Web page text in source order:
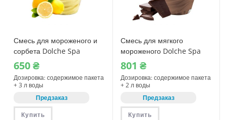
Смесь для мороженого и
сорбета Dolche Spa
Лимончелло 1150 г (08360)
650₴
Дозировка: содержимое пакета
+ 3 л воды
Предзаказ
Купить
Смесь для мягкого
мороженого Dolche Spa
Soft Шоколад 1 кг (08711)
801 ₴
Дозировка: содержимое пакета
+ 2 л воды
Предзаказ
Купить